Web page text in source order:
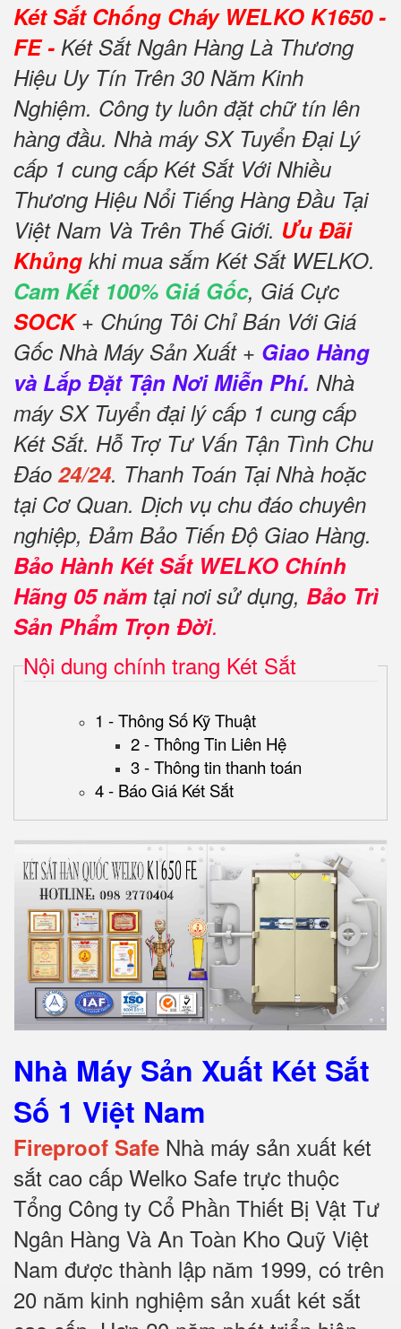
Két Sắt Chống Cháy WELKO K1650 -
FE - Két Sắt Ngân Hàng Là Thương
Hiệu Uy Tín Trên 30 Năm Kinh
Nghiệm. Công ty luôn đặt chữ tín lên
hàng đầu. Nhà máy SX Tuyển Đại Lý
cấp 1 cung cấp Két Sắt Với Nhiều
Thương Hiệu Nổi Tiếng Hàng Đầu Tại
Việt Nam Và Trên Thế Giới. Ưu Đãi
Khủng khi mua sắm Két Sắt WELKO.
Cam Kết 100% Giá Gốc, Giá Cực
SOCK+ Chúng Tôi Chỉ Bán Với Giá
Gốc Nhà Máy Sản Xuất + Giao Hàng
và Lắp Đặt Tận Nơi Miễn Phí. Nhà
máy SX Tuyển đại lý cấp 1 cung cấp
Két Sắt. Hỗ Trợ Tư Vấn Tận Tình Chu
Đáo 24/24. Thanh Toán Tại Nhà hoặc
tại Cơ Quan. Dịch vụ chu đáo chuyên
nghiệp, Đảm Bảo Tiến Độ Giao Hàng.
Bảo Hành Két Sắt WELKO Chính
Hãng 05 năm tại nơi sử dụng, Bảo Trì
Sản Phẩm Trọn Đời.
Nội dung chính trang Két Sắt
1 - Thông Số Kỹ Thuật
2 - Thông Tin Liên Hệ
3 - Thông tin thanh toán
4 - Báo Giá Két Sắt
Nhà Máy Sản Xuất Két Sắt
Số 1 Việt Nam
Fireproof Safe Nhà máy sản xuất két
sắt cao cấp Welko Safe trực thuộc
Tổng Công ty Cổ Phần Thiết Bị Vật Tư
Ngân Hàng Và An Toàn Kho Quỹ Việt
Nam được thành lập năm 1999, có trên
20 năm kinh nghiệm sản xuất két sắt